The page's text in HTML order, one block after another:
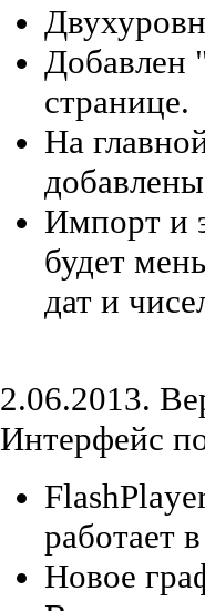
Добавлен
странице.
На
Импорт и
будет
дат и
2.06.2013.
Интерфейс
работает
Новое